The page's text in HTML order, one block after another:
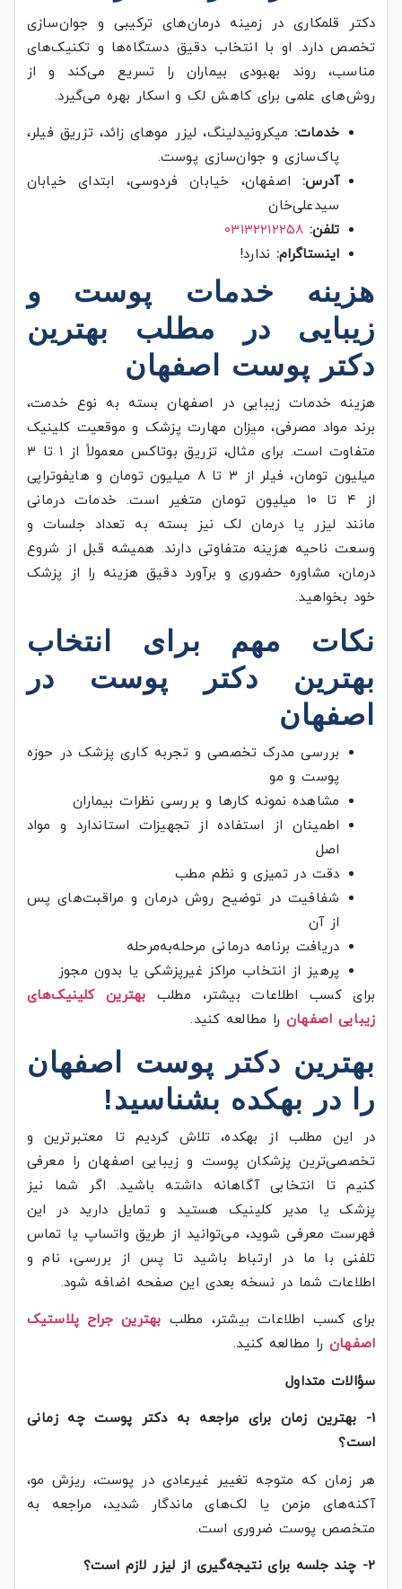
دکتر قلمکاری در زمینه درمان‌های ترکیبی و جوان‌سازی
تخصص دارد. او با انتخاب دقیق دستگاه‌ها و تکنیک‌های
مناسب، روند بهبودی بیماران را تسریع می‌کند و از
روش‌های علمی برای کاهش لک و اسکار بهره می‌گیرد.
خدمات: میکرونیدلینگ، لیزر موهای زائد، تزریق فیلر،
پاک‌سازی و جوان‌سازی پوست.
آدرس:اصفهان، خیابان فردوسی، ابتدای خیابان
سیدعلی‌خان
تلفن: ۰۳۱۳۲۲۱۲۲۵۸
اینستاگرام: ندارد!
هزینه خدمات پوست و
زیبایی در مطلب بهترین
دکتر پوست اصفهان
هزینه خدمات زیبایی در اصفهان بسته به نوع خدمت،
برند مواد مصرفی، میزان مهارت پزشک و موقعیت کلینیک
متفاوت است. برای مثال، تزریق بوتاکس معمولاً از ۱ تا ۳
میلیون تومان، فیلر از ۳ تا ۸ میلیون تومان و هایفوتراپی
از ۴ تا ۱۰ میلیون تومان متغیر است. خدمات درمانی
مانند لیزر یا درمان لک نیز بسته به تعداد جلسات و
وسعت ناحیه هزینه متفاوتی دارند. همیشه قبل از شروع
درمان، مشاوره حضوری و برآورد دقیق هزینه را از پزشک
خود بخواهید.
نکات مهم برای انتخاب
بهترین دکتر پوست در
اصفهان
بررسی مدرک تخصصی و تجربه کاری پزشک در حوزه
پوست و مو
مشاهده نمونه کارها و بررسی نظرات بیماران
اطمینان از استفاده از تجهیزات استاندارد و مواد
اصل
دقت در تمیزی و نظم مطب
شفافیت در توضیح روش درمان و مراقبت‌های پس
از آن
دریافت برنامه درمانی مرحله‌به‌مرحله
پرهیز از انتخاب مراکز غیرپزشکی یا بدون مجوز
برای کسب اطلاعات بیشتر، مطلب بهترین کلینیک‌های
زیبایی اصفهانرا مطالعه کنید.
بهترین دکتر پوست اصفهان
را در بهکده بشناسید!
در این مطلب از بهکده، تلاش کردیم تا معتبرترین و
تخصصی‌ترین پزشکان پوست و زیبایی اصفهان را معرفی
کنیم تا انتخابی آگاهانه داشته باشید. اگر شما نیز
پزشک یا مدیر کلینیک هستید و تمایل دارید در این
فهرست معرفی شوید، می‌توانید از طریق واتساپ یا تماس
تلفنی با ما در ارتباط باشید تا پس از بررسی، نام و
اطلاعات شما در نسخه بعدی این صفحه اضافه شود.
برای کسب اطلاعات بیشتر، مطلب بهترین جراح پلاستیک
اصفهان را مطالعه کنید.
سؤالات متداول
1- بهترین زمان برای مراجعه به دکتر پوست چه زمانی
است؟
هر زمان که متوجه تغییر غیرعادی در پوست، ریزش مو،
آکنه‌های مزمن یا لک‌های ماندگار شدید، مراجعه به
متخصص پوست ضروری است.
2- چند جلسه برای نتیجه‌گیری از لیزر لازم است؟